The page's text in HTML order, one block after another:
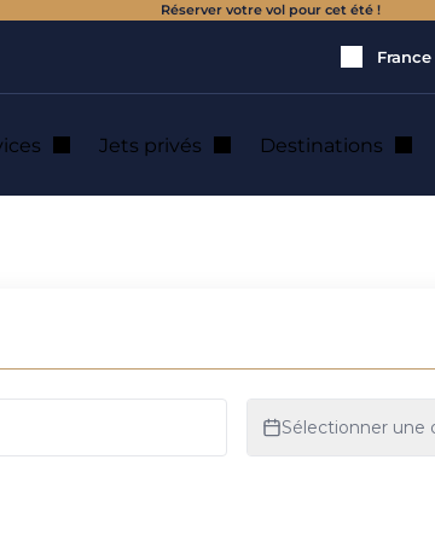
Réserver votre vol pour cet été !
France
Jets privés Destinations